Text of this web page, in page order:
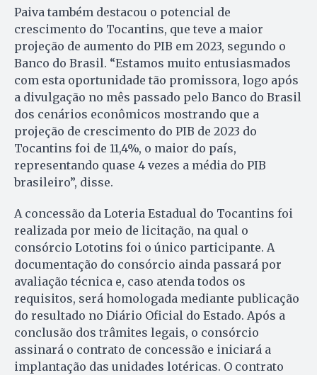
Paiva também destacou o potencial de
crescimento do Tocantins, que teve a maior
projeção de aumento do PIB em 2023, segundo o
Banco do Brasil. “Estamos muito entusiasmados
com esta oportunidade tão promissora, logo após
a divulgação no mês passado pelo Banco do Brasil
dos cenários econômicos mostrando que a
projeção de crescimento do PIB de 2023 do
Tocantins foi de 11,4%, o maior do país,
representando quase 4 vezes a média do PIB
brasileiro”, disse.
A concessão da Loteria Estadual do Tocantins foi
realizada por meio de licitação, na qual o
consórcio Lototins foi o único participante. A
documentação do consórcio ainda passará por
avaliação técnica e, caso atenda todos os
requisitos, será homologada mediante publicação
do resultado no Diário Oficial do Estado. Após a
conclusão dos trâmites legais, o consórcio
assinará o contrato de concessão e iniciará a
implantação das unidades lotéricas. O contrato